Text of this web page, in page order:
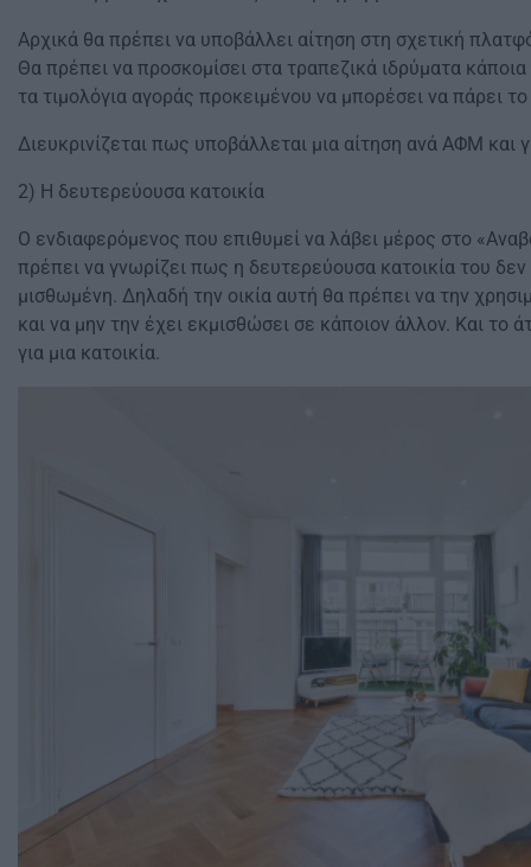
Αρχικά θα πρέπει να υποβάλλει αίτηση στη σχετική
Θα πρέπει να προσκομίσει στα τραπεζικά ιδρύματα
τα τιμολόγια αγοράς προκειμένου να μπορέσει να πάρει
Διευκρινίζεται πως υποβάλλεται μια αίτηση ανά ΑΦΜ και
2) Η δευτερεύουσα κατοικία
Ο ενδιαφερόμενος που επιθυμεί να λάβει μέρος στο
πρέπει να γνωρίζει πως η δευτερεύουσα κατοικία του δεν
μισθωμένη. Δηλαδή την οικία αυτή θα πρέπει να την
και να μην την έχει εκμισθώσει σε κάποιον άλλον. Και το
για μια κατοικία.